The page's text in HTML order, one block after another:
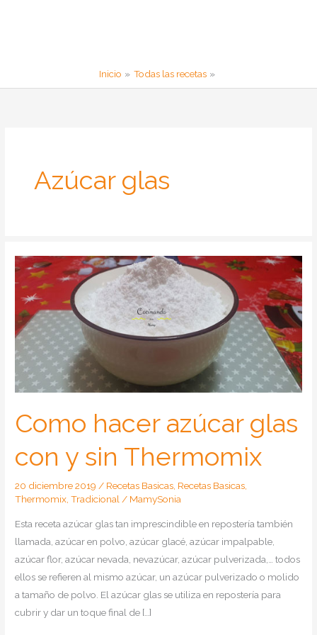
Inicio Todas las recetas
Azúcar glas
Como hacer azúcar glas
con y sin Thermomix
20 diciembre 2019 / Recetas Basicas Recetas Basicas
Thermomix ,Tradicional / MamySonia
Esta receta azúcar glas tan imprescindible en repostería también
llamada, azúcar en polvo, azúcar glacé, azúcar impalpable,
azúcar flor, azúcar nevada, nevazúcar, azúcar pulverizada,… todos
ellos se refieren al mismo azúcar, un azúcar pulverizado o molido
a tamaño de polvo. El azúcar glas se utiliza en repostería para
cubrir y dar un toque final de […]